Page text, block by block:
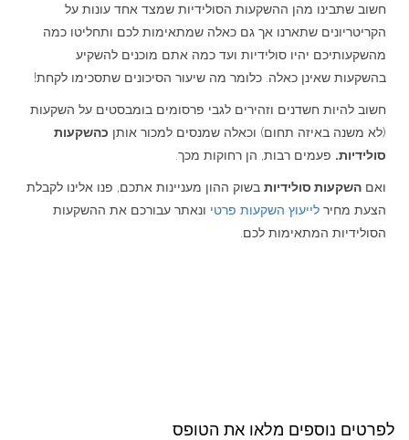
חשוב שתבינו מהן ההשקעות הסולידיות שמצד אחד עונות על
הקריטריונים שתארנו אך גם כאלה שמתאימות לכם ותחליטו כמה
מהשקעותיכם יהיו סולידיות ועד כמה אתם מוכנים להשקיע
בהשקעות שאינן כאלה. כלומר מה שיעור הסיכונים שתסכימו לקחת!
חשוב להיות חשדנים וזהירים לגבי פרסומים בומבסטים על השקעות
(לא משנה באיזה תחום) וכאלה שמנסים למכור אותן כהשקעות
סולידיות. פעמים רבות, הן רחוקות מכך.
ואם השקעות סולידיות בשוק ההון מעניינות אתכם, פנו אלינו לקבלת
הצעת מחיר לייעוץ השקעות פרטי ונאתר עבורכם את ההשקעות
הסולידיות המתאימות לכם.
לפרטים נוספים מלאו את הטופס